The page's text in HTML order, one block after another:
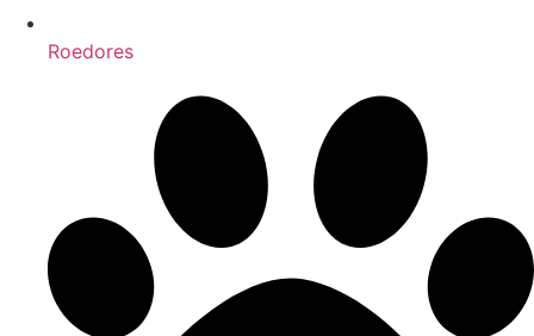
Roedores